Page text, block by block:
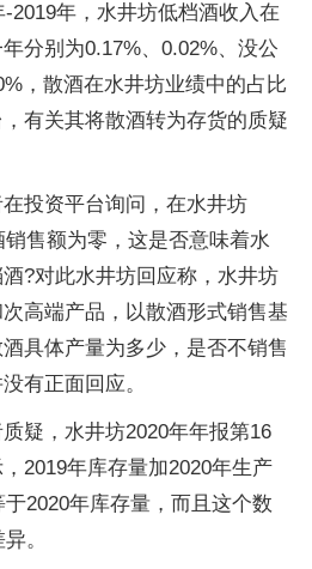
2019年，水井坊低档酒收入在
分别为0.17%、0.02%、没公
，散酒在水井坊业绩中的占比
有关其将散酒转为存货的质疑
投资平台询问，在水井坊
售额为零，这是否意味着水
?对此水井坊回应称，水井坊
高端产品，以散酒形式销售基
具体产量为多少，是否不销售
有正面回应。
疑，水井坊2020年年报第16
2019年库存量加2020年生产
2020年库存量，而且这个数
。